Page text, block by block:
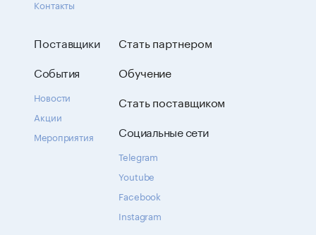
Контакты
Поставщики
События
Новости
Акции
Мероприятия
Стать партнером
Обучение
Стать поставщиком
Социальные сети
Telegram
Youtube
Facebook
Instagram